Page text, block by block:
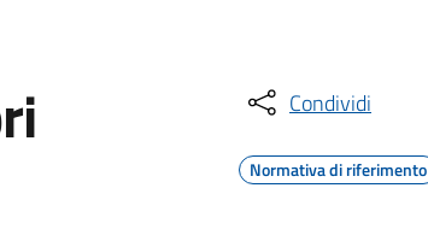
Condividi
Normativa di riferimento